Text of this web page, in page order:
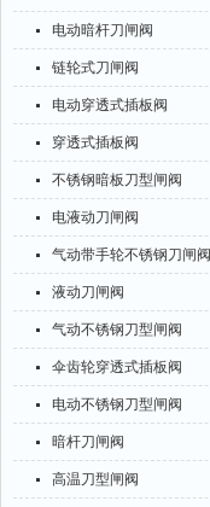
电动暗杆刀闸阀
链轮式刀闸阀
电动穿透式插板阀
穿透式插板阀
不锈钢暗板刀型闸阀
电液动刀闸阀
气动带手轮不锈钢刀闸阀
液动刀闸阀
气动不锈钢刀型闸阀
伞齿轮穿透式插板阀
电动不锈钢刀型闸阀
暗杆刀闸阀
高温刀型闸阀